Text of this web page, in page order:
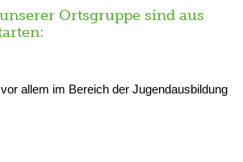
Ortsgruppe sind aus
allem im Bereich der Jugendausbildung